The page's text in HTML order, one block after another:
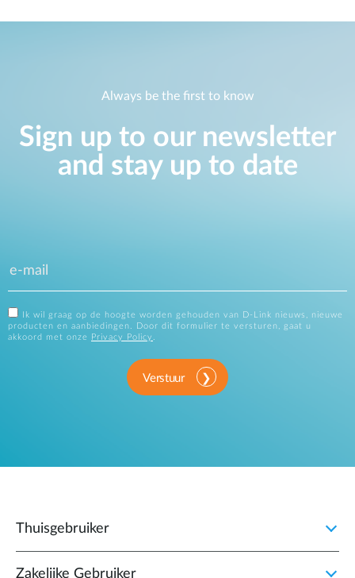
Always be the first to know
Sign up to our newsletter
and stay up to date
Ik wil graag op de hoogte worden gehouden van D-Link nieuws, nieuwe
producten en aanbiedingen. Door dit formulier te versturen, gaat u
akkoord met onze
Privacy Policy
Verstuur
Thuisgebruiker
Zakelijke Gebruiker